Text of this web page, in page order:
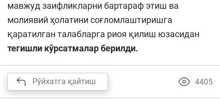
мавжуд заифликларни бартараф этиш ва
молиявий ҳолатини соғломлаштиришга
қаратилган талабларга риоя қилиш юзасидан
тегишли кўрсатмалар берилди.
Рўйхатга қайтиш 4405